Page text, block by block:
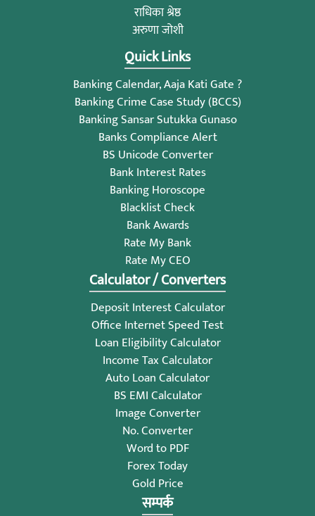
राधिका श्रेष्ठ
अरुणा जोशी
Quick Links
Banking Calendar, Aaja Kati Gate ?
Banking Crime Case Study (BCCS)
Banking Sansar Sutukka Gunaso
Banks Compliance Alert
BS Unicode Converter
Bank Interest Rates
Banking Horoscope
Blacklist Check
Bank Awards
Rate My Bank
Rate My CEO
Calculator / Converters
Deposit Interest Calculator
Office Internet Speed Test
Loan Eligibility Calculator
Income Tax Calculator
Auto Loan Calculator
BS EMI Calculator
Image Converter
No. Converter
Word to PDF
Forex Today
Gold Price
सम्पर्क